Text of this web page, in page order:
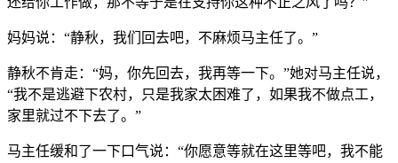
妈妈说：“静秋，我们回去吧，不麻烦马主任了。”
静秋不肯走：“妈，你先回去，我再等一下。”她对马主任说，
“我不是逃避下农村，只是我家太困难了，如果我不做点工，
家里就过不下去了。”
马主任缓和了一下口气说：“你愿意等就在这里等吧，我不能